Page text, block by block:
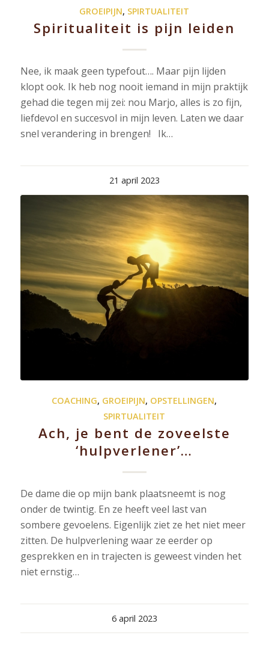
GROEIPIJN, SPIRTUALITEIT
Spiritualiteit is pijn leiden
Nee, ik maak geen typefout…. Maar pijn lijden
klopt ook. Ik heb nog nooit iemand in mijn praktijk
gehad die tegen mij zei: nou Marjo, alles is zo fijn,
liefdevol en succesvol in mijn leven. Laten we daar
snel verandering in brengen! Ik…
21 april 2023
COACHING, GROEIPIJN, OPSTELLINGEN,
SPIRTUALITEIT
Ach, je bent de zoveelste
‘hulpverlener’…
De dame die op mijn bank plaatsneemt is nog
onder de twintig. En ze heeft veel last van
sombere gevoelens. Eigenlijk ziet ze het niet meer
zitten. De hulpverlening waar ze eerder op
gesprekken en in trajecten is geweest vinden het
niet ernstig…
6 april 2023